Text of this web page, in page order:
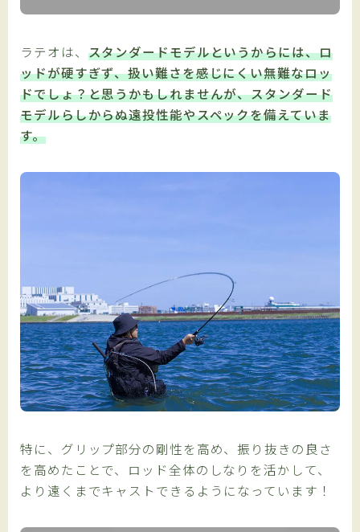
ラテオは、 スタンダードモデルというからには、ロ
ッドが硬すぎず、扱い難さを感じにくい無難なロッ
ドでしょ？と思うかもしれませんが、スタンダード
モデルらしからぬ遠投性能やスペックを備えていま
す。
特に、グリップ部分の剛性を高め、振り抜きの良さ
を高めたことで、ロッド全体のしなりを活かして、
より遠くまでキャストできるようになっています！